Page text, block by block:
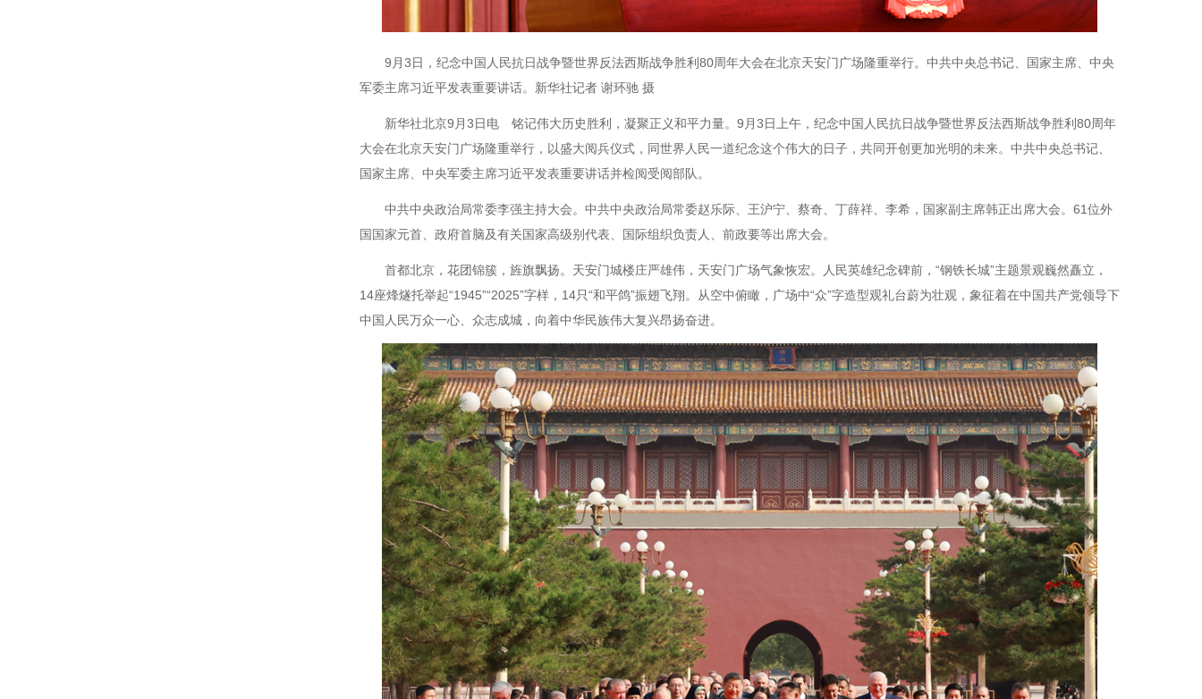
9月3日，纪念中国人民抗日战争暨世界反法西斯战争胜利80周年大会在北京天安门广场隆重举行。中共中央总书记、国家主席、中央
军委主席习近平发表重要讲话。新华社记者 谢环驰 摄
新华社北京9月3日电 铭记伟大历史胜利，凝聚正义和平力量。9月3日上午，纪念中国人民抗日战争暨世界反法西斯战争胜利80周年
大会在北京天安门广场隆重举行，以盛大阅兵仪式，同世界人民一道纪念这个伟大的日子，共同开创更加光明的未来。中共中央总书记、
国家主席、中央军委主席习近平发表重要讲话并检阅受阅部队。
中共中央政治局常委李强主持大会。中共中央政治局常委赵乐际、王沪宁、蔡奇、丁薛祥、李希，国家副主席韩正出席大会。61位外
国国家元首、政府首脑及有关国家高级别代表、国际组织负责人、前政要等出席大会。
首都北京，花团锦簇，旌旗飘扬。天安门城楼庄严雄伟，天安门广场气象恢宏。人民英雄纪念碑前，“钢铁长城”主题景观巍然矗立，
14座烽燧托举起“1945”“2025”字样，14只“和平鸽”振翅飞翔。从空中俯瞰，广场中“众”字造型观礼台蔚为壮观，象征着在中国共产党领导下
中国人民万众一心、众志成城，向着中华民族伟大复兴昂扬奋进。